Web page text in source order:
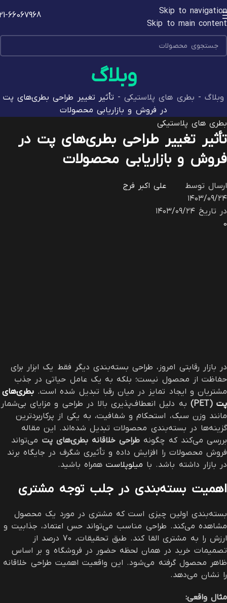
Skip to navigation
Skip to main content
66067968
وبلاگ
وبلاگ- بطری های پلاستیکی- تأثیر تغییر طراحی بطری‌های پت
در فروش و بازاریابی محصولات
بطری های پلاستیکی
تأثیر تغییر طراحی بطری‌های پت در
فروش و بازاریابی محصولات
ارسال توسط
علی اکبر فرج
۱۴۰۳/۰۹/۲۴
در تاریخ ۱۴۰۳/۰۹/۲۴
0
در بازار رقابتی امروز، طراحی بسته‌بندی دیگر فقط یک ابزار برای
حفاظت از محصول نیست؛ بلکه به یک عامل حیاتی در جذب
مشتریان و ایجاد تمایز در میان رقبا تبدیل شده است.بطری‌های
پت (PET)
به دلیل انعطاف‌پذیری بالا در طراحی و مزایای بی‌شمار
مانند وزن سبک، استحکام و شفافیت، به یکی از پرکاربردترین
گزینه‌ها در بسته‌بندی محصولات تبدیل شده‌اند. این مقاله
بررسی می‌کند که چگونه طراحی خلاقانه بطری‌های پت می‌تواند
فروش محصولات را افزایش داده و تأثیری شگرف در جایگاه برند
در بازار داشته باشد. با میلوپلاست همراه باشید.
اهمیت بسته‌بندی در جلب توجه مشتری
بسته‌بندی اولین چیزی است که مشتری در مورد یک محصول
مشاهده می‌کند. طراحی مناسب می‌تواند حس اعتماد، جذابیت و
ارزش را به مشتری القا کند. طبق تحقیقات، 70 درصد از
تصمیمات خرید در همان لحظه حضور در فروشگاه و بر اساس
ظاهر محصول گرفته می‌شود. این واقعیت اهمیت طراحی خلاقانه
را نشان می‌دهد.
مثال واقعی: